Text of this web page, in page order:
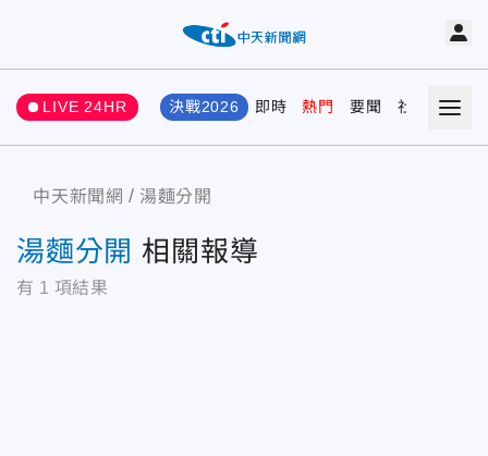
LIVE 24HR 決戰2026 即時 熱門 要聞 社會 娛樂
中天新聞網 湯麵分開
湯麵分開 相關報導
有 1 項結果